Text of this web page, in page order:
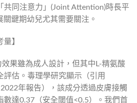
共同注意力」(Joint Attention)時長平
鍵期幼兒尤其需要關注。
】
果雖為成人設計，但其中L-精氨酸
評估。毒理學研究顯示（引用
年報告），該成分透過皮膚接觸
數達0.37（安全閾值<0.5）。我們首